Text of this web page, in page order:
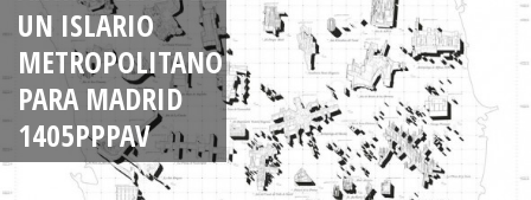
UN ISLARIO
METROPOLITANO
PARA MADRID
1405PPPAV